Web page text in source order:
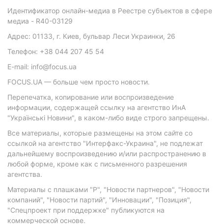
Идентификатор онлайн-медиа в Реестре субъектов в сфере
медиа - R40-03129
Адрес: 01133, г. Киев, бульвар Леси Украинки, 26
Телефон: +38 044 207 45 54
E-mail: info@focus.ua
FOCUS.UA — больше чем просто новости.
Перепечатка, копирование или воспроизведение
информации, содержащей ссылку на агентство ИнА
"Українські Новини", в каком-либо виде строго запрещены.
Все материалы, которые размещены на этом сайте со
ссылкой на агентство "Интерфакс-Украина", не подлежат
дальнейшему воспроизведению и/или распространению в
любой форме, кроме как с письменного разрешения
агентства.
Материалы с плашками "Р", "Новости партнеров", "Новости
компаний", "Новости партий", "Инновации", "Позиция",
"Спецпроект при поддержке" публикуются на
коммерческой основе.